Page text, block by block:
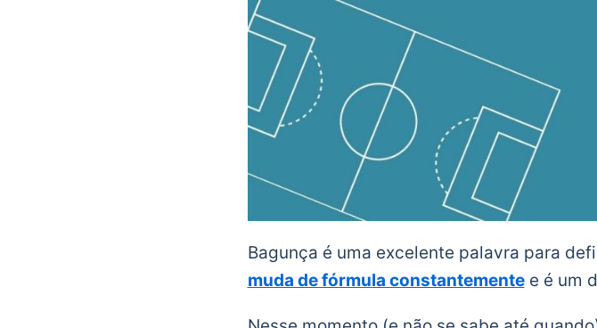
Bagunça é uma excelente palavra para
muda de fórmula constantementee é um